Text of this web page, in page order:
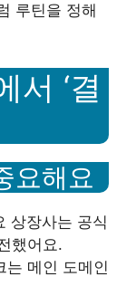
루틴을 정해
서 ‘결
요해요
상장사는 공식
했어요.
는 메인 도메인